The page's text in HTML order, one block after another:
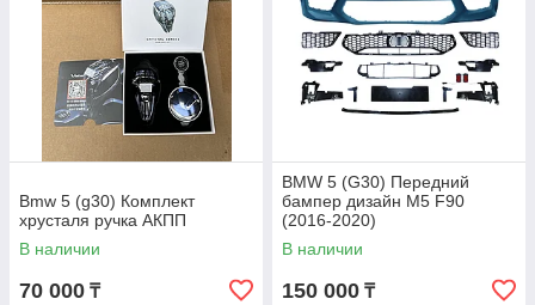
Bmw 5 (g30) Комплект
хрусталя ручка АКПП
В наличии
70 000 ₸
BMW 5 (G30) Передний
бампер дизайн M5 F90
(2016-2020)
В наличии
150 000 ₸